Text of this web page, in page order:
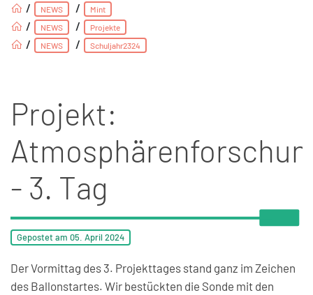
/ NEWS / Mint
/ NEWS / Projekte
/ NEWS / Schuljahr2324
Projekt:
- 3. Tag
Gepostet am 05. April2024
Der Vormittag des 3. Projekttages stand ganz im Zeichen
des Ballonstartes. Wir bestückten die Sonde mit den